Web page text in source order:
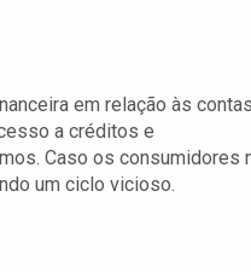
em relação às
a créditos e
Caso os consumidores
um ciclo vicioso.